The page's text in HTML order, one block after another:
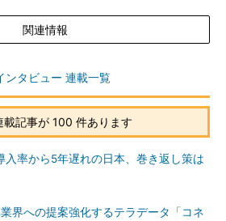
関連情報
ンタビュー 連載一覧
載記事が 100 件あります
入率から5年遅れの日本、巻き返し策は
界への提案強化するテラデータ「コネ